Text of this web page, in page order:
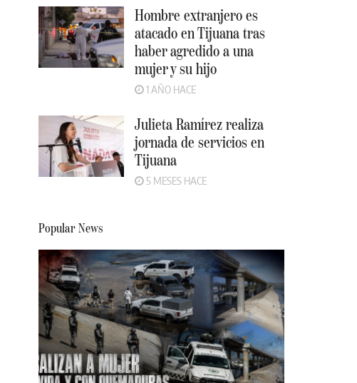
Hombre extranjero es
atacado en Tijuana tras
haber agredido a una
mujer y su hijo
1 AÑO HACE
Julieta Ramírez realiza
jornada de servicios en
Tijuana
5 MESES HACE
Popular News